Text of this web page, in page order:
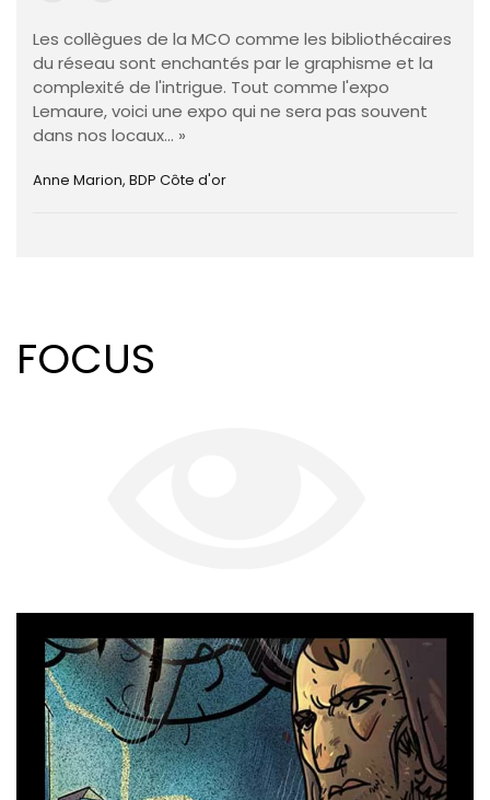
Les collègues de la MCO comme les bibliothécaires
du réseau sont enchantés par le graphisme et la
complexité de l'intrigue. Tout comme l'expo
Lemaure, voici une expo qui ne sera pas souvent
dans nos locaux... »
Anne Marion, BDP Côte d'or
FOCUS